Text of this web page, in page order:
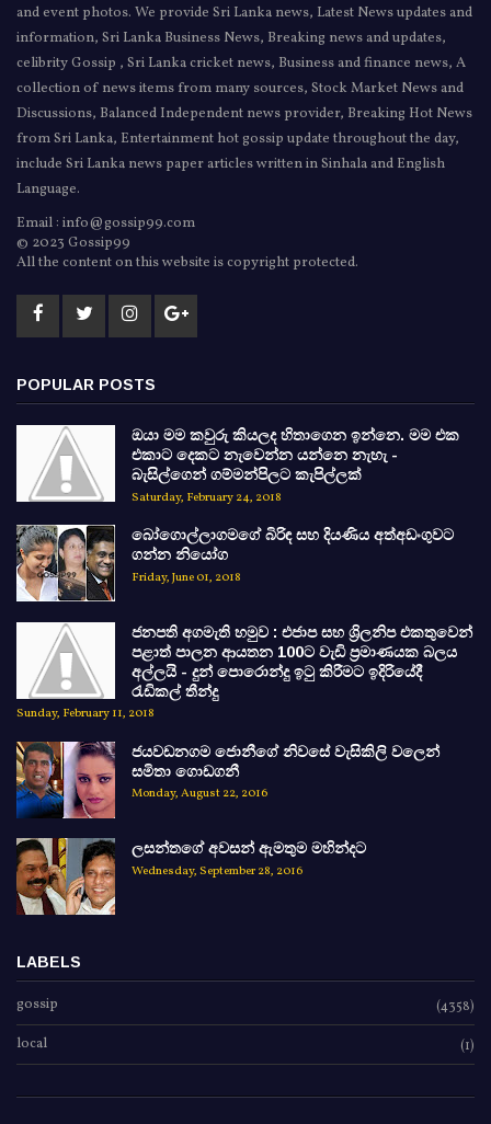
and event photos. We provide Sri Lanka news, Latest News updates and
information, Sri Lanka Business News, Breaking news and updates,
celibrity Gossip , Sri Lanka cricket news, Business and finance news, A
collection of news items from many sources, Stock Market News and
Discussions, Balanced Independent news provider, Breaking Hot News
from Sri Lanka, Entertainment hot gossip update throughout the day,
include Sri Lanka news paper articles written in Sinhala and English
Language.
Email : info@gossip99.com
© 2023 Gossip99
All the content on this website is copyright protected.
POPULAR POSTS
ඔයා මම කවුරු කියලද හිතාගෙන ඉන්නෙ. මම එක
එකාට දෙකට නැවෙන්න යන්නෙ නැහැ -
බැසිල්ගෙන් ගම්මන්පිලට කැපිල්ලක්
Saturday, February 24, 2018
බෝගොල්ලාගමගේ බිරිඳ සහ දියණිය අත්අඩංගුවට
ගන්න නියෝග
Friday, June 01, 2018
ජනපති අගමැති හමුව : එජාප සහ ශ්‍රිලනිප එකතුවෙන්
පළාත් පාලන ආයතන 100ට වැඩි ප්‍රමාණයක බලය
අල්ලයි - දුන් පොරොන්දු ඉටු කිරීමට ඉදිරියේදී
රැඩිකල් තීන්දු
Sunday, February 11, 2018
ජයවඩනගම ජොනීගේ නිවසේ වැසිකිලි වලෙන්
සමිතා ගොඩගනී
Monday, August 22, 2016
ලසන්තගේ අවසන් ඇමතුම මහින්දට
Wednesday, September 28, 2016
LABELS
gossip (4358)
local (1)